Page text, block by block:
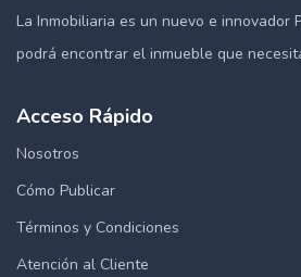
La Inmobiliaria es un nuevo e innovador
podrá encontrar el inmueble que
Acceso Rápido
Nosotros
Cómo Publicar
Términos y Condiciones
Atención al Cliente